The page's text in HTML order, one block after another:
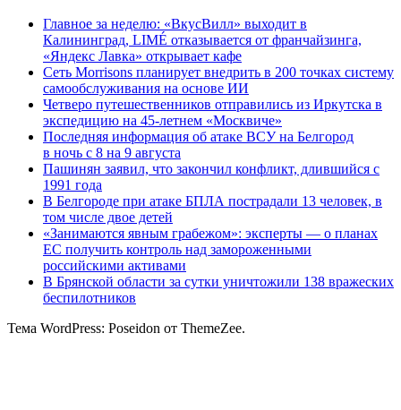
Главное за неделю: «ВкусВилл» выходит в
Калининград, LIMÉ отказывается от франчайзинга,
«Яндекс Лавка» открывает кафе
Сеть Morrisons планирует внедрить в 200 точках систему
самообслуживания на основе ИИ
Четверо путешественников отправились из Иркутска в
экспедицию на 45-летнем «Москвиче»
Последняя информация об атаке ВСУ на Белгород
в ночь с 8 на 9 августа
Пашинян заявил, что закончил конфликт, длившийся с
1991 года
В Белгороде при атаке БПЛА пострадали 13 человек, в
том числе двое детей
«Занимаются явным грабежом»: эксперты — о планах
ЕС получить контроль над замороженными
российскими активами
В Брянской области за сутки уничтожили 138 вражеских
беспилотников
Тема WordPress: Poseidon от ThemeZee.